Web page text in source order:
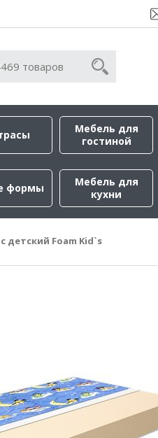
Мебель для
гостиной
формы
Мебель для
кухни
детский Foam Kid`s